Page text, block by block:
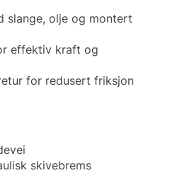
slange, olje og montert
effektiv kraft og
for redusert friksjon
skivebrems